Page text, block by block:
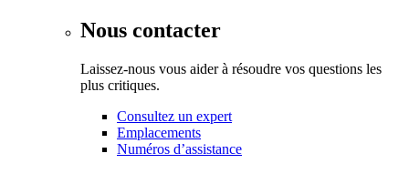
Nous contacter
Laissez-nous vous aider à résoudre vos questions les
plus critiques.
Consultez un expert
Emplacements
Numéros d’assistance